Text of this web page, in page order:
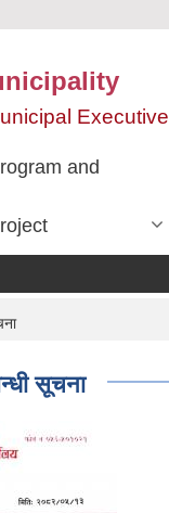
Executive
and
सूचना